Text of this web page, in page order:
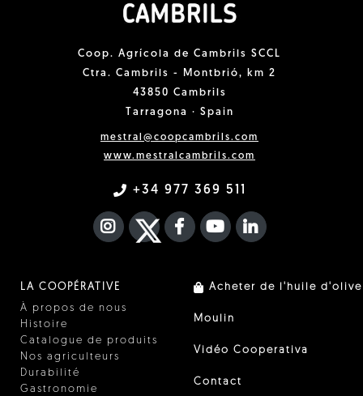
Coop. Agrícola de Cambrils SCCL
Ctra. Cambrils - Montbrió, km 2
43850 Cambrils
Tarragona · Spain
mestral@coopcambrils.com
www.mestralcambrils.com
+34 977 369 511
INSTAGRAM
TWITTER
FACEBOOK F
YOUTUBEFA LINKEDIN
LA COOPÉRATIVE
À propos de nous
Histoire
Catalogue de produits
Nos agriculteurs
Durabilité
Gastronomie
Acheter de l'huile d'olive
Moulin
Vidéo Cooperativa
Contact